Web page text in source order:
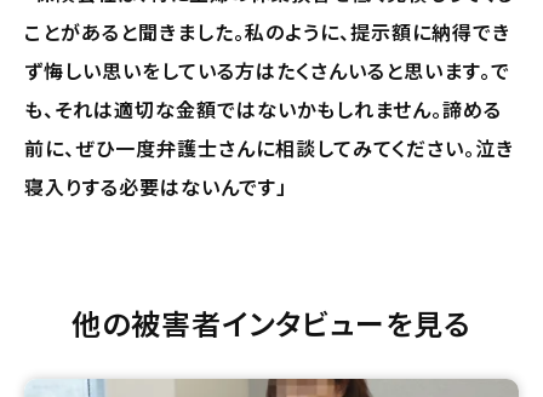
ことがあると聞きました。私のように、提示額に納得でき
ず悔しい思いをしている方はたくさんいると思います。で
も、それは適切な金額ではないかもしれません。諦める
前に、ぜひ一度弁護士さんに相談してみてください。泣き
寝入りする必要はないんです」
他の被害者インタビューを見る